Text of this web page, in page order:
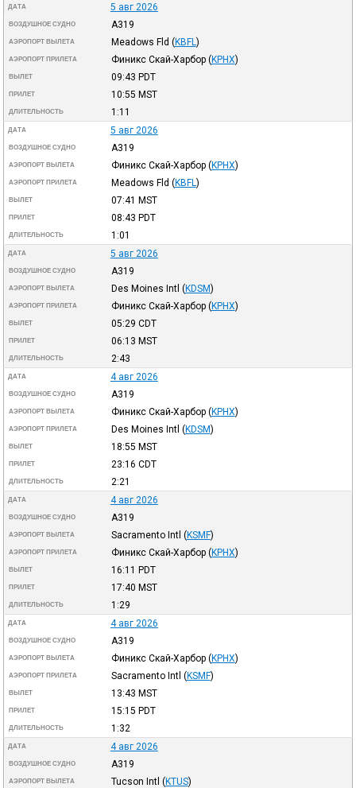
ДАТА 5 авг 2026
ВОЗДУШНОЕ СУДНО A319
АЭРОПОРТ ВЫЛЕТА Meadows Fld (KBFL )
АЭРОПОРТ ПРИЛЕТА Финикс Скай-Харбор (KPHX)
ВЫЛЕТ 09:43 PDT
ПРИЛЕТ 10:55 MST
ДЛИТЕЛЬНОСТЬ 1:11
ДАТА 5 авг 2026
ВОЗДУШНОЕ СУДНО A319
АЭРОПОРТ ВЫЛЕТА Финикс Скай-Харбор (KPHX)
АЭРОПОРТ ПРИЛЕТА Meadows Fld (KBFL )
ВЫЛЕТ 07:41 MST
ПРИЛЕТ 08:43 PDT
ДЛИТЕЛЬНОСТЬ 1:01
ДАТА 5 авг 2026
ВОЗДУШНОЕ СУДНО A319
АЭРОПОРТ ВЫЛЕТА Des Moines Intl (KDSM)
АЭРОПОРТ ПРИЛЕТА Финикс Скай-Харбор (KPHX)
ВЫЛЕТ 05:29 CDT
ПРИЛЕТ 06:13 MST
ДЛИТЕЛЬНОСТЬ 2:43
ДАТА 4 авг 2026
ВОЗДУШНОЕ СУДНО A319
АЭРОПОРТ ВЫЛЕТА Финикс Скай-Харбор (KPHX)
АЭРОПОРТ ПРИЛЕТА Des Moines Intl (KDSM)
ВЫЛЕТ 18:55 MST
ПРИЛЕТ 23:16 CDT
ДЛИТЕЛЬНОСТЬ 2:21
ДАТА 4 авг 2026
ВОЗДУШНОЕ СУДНО A319
АЭРОПОРТ ВЫЛЕТА Sacramento Intl (KSMF)
АЭРОПОРТ ПРИЛЕТА Финикс Скай-Харбор (KPHX)
ВЫЛЕТ 16:11 PDT
ПРИЛЕТ 17:40 MST
ДЛИТЕЛЬНОСТЬ 1:29
ДАТА 4 авг 2026
ВОЗДУШНОЕ СУДНО A319
АЭРОПОРТ ВЫЛЕТА Финикс Скай-Харбор (KPHX)
АЭРОПОРТ ПРИЛЕТА Sacramento Intl (KSMF)
ВЫЛЕТ 13:43 MST
ПРИЛЕТ 15:15 PDT
ДЛИТЕЛЬНОСТЬ 1:32
ДАТА 4 авг 2026
ВОЗДУШНОЕ СУДНО A319
АЭРОПОРТ ВЫЛЕТА Tucson Intl (KTUS)